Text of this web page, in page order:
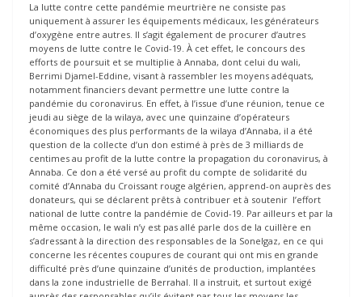
La lutte contre cette pandémie meurtrière ne consiste pas
uniquement à assurer les équipements médicaux, les générateurs
d’oxygène entre autres. Il s’agit également de procurer d’autres
moyens de lutte contre le Covid-19. À cet effet, le concours des
efforts de poursuit et se multiplie à Annaba, dont celui du wali,
Berrimi Djamel-Eddine, visant à rassembler les moyens adéquats,
notamment financiers devant permettre une lutte contre la
pandémie du coronavirus. En effet, à l’issue d’une réunion, tenue ce
jeudi au siège de la wilaya, avec une quinzaine d’opérateurs
économiques des plus performants de la wilaya d’Annaba, il a été
question de la collecte d’un don estimé à près de 3 milliards de
centimes au profit de la lutte contre la propagation du coronavirus, à
Annaba. Ce don a été versé au profit du compte de solidarité du
comité d’Annaba du Croissant rouge algérien, apprend-on auprès des
donateurs, qui se déclarent prêts à contribuer et à soutenir l’effort
national de lutte contre la pandémie de Covid-19. Par ailleurs et par la
même occasion, le wali n’y est pas allé parle dos de la cuillère en
s’adressant à la direction des responsables de la Sonelgaz, en ce qui
concerne les récentes coupures de courant qui ont mis en grande
difficulté près d’une quinzaine d’unités de production, implantées
dans la zone industrielle de Berrahal. Il a instruit, et surtout exigé